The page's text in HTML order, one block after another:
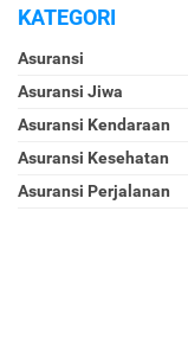
KATEGORI
Asuransi
Asuransi Jiwa
Asuransi Kendaraan
Asuransi Kesehatan
Asuransi Perjalanan